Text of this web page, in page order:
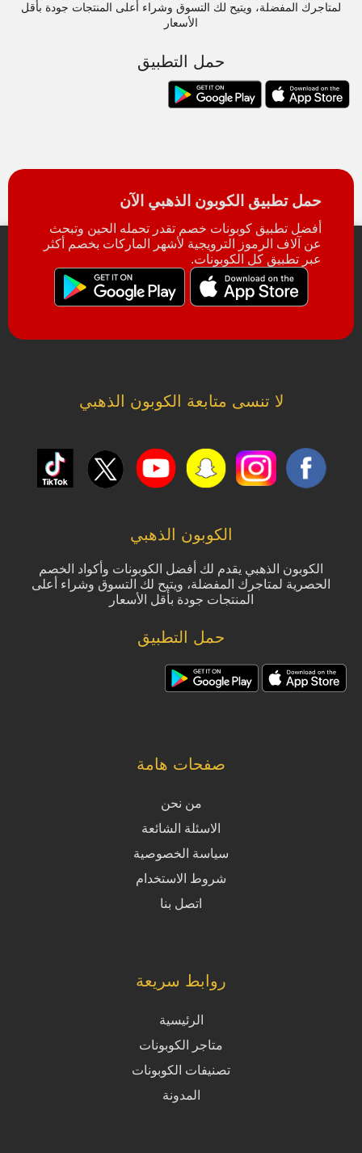
لمتاجرك المفضلة، ويتيح لك التسوق وشراء أعلى المنتجات جودة بأقل
الأسعار
حمل التطبيق
حمل تطبيق الكوبون الذهبي الآن
أفضل تطبيق كوبونات خصم تقدر تحمله الحين وتبحث
عن آلاف الرموز الترويجية لأشهر الماركات بخصم أكثر
عبر تطبيق كل الكوبونات.
لا تنسى متابعة الكوبون الذهبي
الكوبون الذهبي
الكوبون الذهبي يقدم لك أفضل الكوبونات وأكواد الخصم
الحصرية لمتاجرك المفضلة، ويتيح لك التسوق وشراء أعلى
المنتجات جودة بأقل الأسعار
حمل التطبيق
صفحات هامة
من نحن
الاسئلة الشائعة
سياسة الخصوصية
شروط الاستخدام
اتصل بنا
روابط سريعة
الرئيسية
متاجر الكوبونات
تصنيفات الكوبونات
المدونة